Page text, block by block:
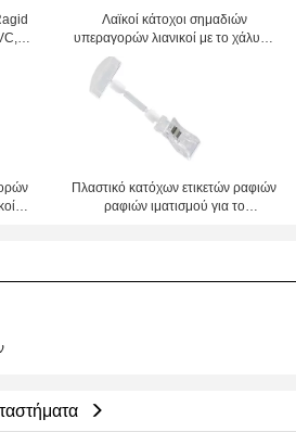
Λαϊκοί κάτοχοι σημαδιών
υπεραγορών λιανικοί με το χάλυβα
Πλαστικό κατόχων ετικετών ραφιών
ραφιών ιματισμού για το